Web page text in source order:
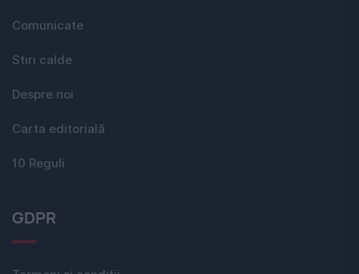
Comunicate
Stiri calde
Despre noi
Carta editorială
10 Reguli
GDPR